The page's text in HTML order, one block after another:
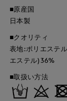
■原産国
日本製
■クオリティ
表地:ポリエステ
エステル)36%
■取扱い方法